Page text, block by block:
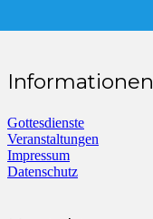
Informationen
Gottesdienste
Veranstaltungen
Impressum
Datenschutz